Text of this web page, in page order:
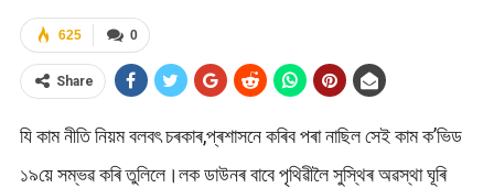
0
625
Share
যি কাম নীতি নিয়ম বলবৎ চৰকাৰ,প্ৰশাসনে কৰিব পৰা নাছিল সেই কাম ক’ভিড
১৯য়ে সম্ভৱ কৰি তুলিলে।লক ডাউনৰ বাবে পৃথিৱীলৈ সুস্থিৰ অৱস্থা ঘূৰি